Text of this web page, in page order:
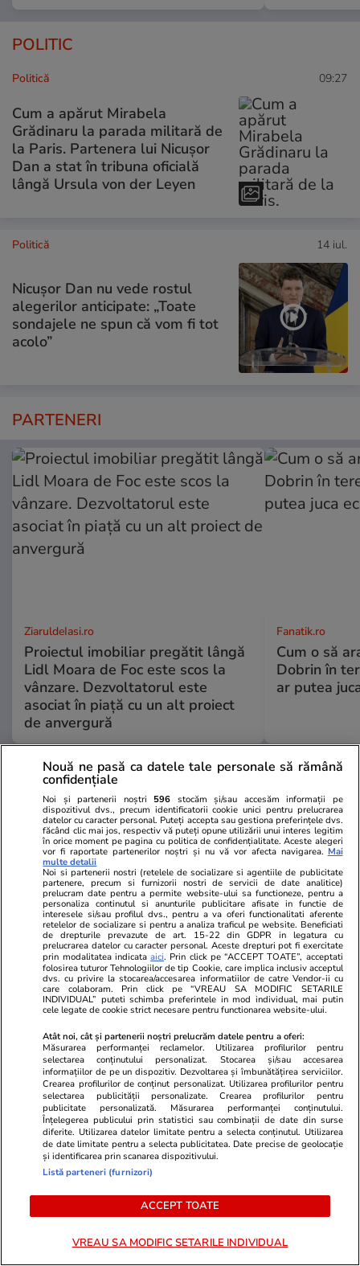
POLITIC
Politică 09:27
Cum a apărut Mirabela
Grădinaru la parada militară de
la Paris. Partenera lui Nicușor
Dan a stat în tribuna oficială
lângă Ursula von der Leyen
Politică 14 iul.
Nicușor Dan nu vede rostul
alegerilor anticipate: „Toate
sondajele ne spun că vom fi tot
acolo”
PARTENERI
ZiaruldeIasi.ro
Proiectul imobiliar pregătit lângă
Lidl Moara de Foc este scos la
vânzare. Dezvoltatorul este
asociat în piață cu un alt proiect
de anvergură
Fanatik.ro
Cum o să
Dobrin în
ar putea
ULTIMELE ȘTIRI
Știri Externe 10:01
20 de nave din flota-fantomă a Rusiei au fost
lovite cu drone, într-o singură noapte, în Marea
Neagră: „Prima rundă a bătăliei navale s-a
încheiat”
Știri România 10:00
Scamatoriile șefului DGASPC Bihor, Lucian
Călin Puia: a transformat bizonul donat în porc
și le-a ascuns șefilor doi ani că are dosar penal
Stiri Mondene 09:42
Dieta lui Ștefan Bănică Jr. la 58 de ani. Cum se
menține în formă. „Nu ştiu ce înseamnă pentru
voi a o lăsa mai moale”
de ani. Economiștii avertizează: prețurile
Nouă ne pasă ca datele tale personale să rămână
confidențiale
Noi și partenerii noștri 596 stocăm și/sau accesăm informații pe
dispozitivul dvs., precum identificatorii cookie unici pentru prelucrarea
datelor cu caracter personal. Puteți accepta sau gestiona preferințele dvs.
făcând clic mai jos, respectiv vă puteți opune utilizării unui interes legitim
în orice moment pe pagina cu politica de confidențialitate. Aceste alegeri
vor fi raportate partenerilor noștri și nu vă vor afecta navigarea. Mai
multe detalii
Noi si partenerii nostri (retelele de socializare si agentiile de publicitate
partenere, precum si furnizorii nostri de servicii de date analitice)
prelucram date pentru a permite website-ului sa functioneze, pentru a
personaliza continutul si anunturile publicitare afisate in functie de
interesele si/sau profilul dvs., pentru a va oferi functionalitati aferente
retelelor de socializare si pentru a analiza traficul pe website. Beneficiati
de drepturile prevazute de art. 15-22 din GDPR in legatura cu
prelucrarea datelor cu caracter personal. Aceste drepturi pot fi exercitate
prin modalitatea indicataaici. Prin click pe “ACCEPT TOATE”, acceptati
folosirea tuturor Tehnologiilor de tip Cookie, care implica inclusiv acceptul
dvs. cu privire la stocarea/accesarea informatiilor de catre Vendor-ii cu
care colaboram. Prin click pe “VREAU SA MODIFIC SETARILE
INDIVIDUAL” puteti schimba preferintele in mod individual, mai putin
cele legate de cookie strict necesare pentru functionarea website-ului.
Atât noi, cât și partenerii noștri prelucrăm datele pentru a oferi:
Măsurarea performanței reclamelor. Utilizarea profilurilor pentru
selectarea conținutului personalizat. Stocarea și/sau accesarea
informațiilor de pe un dispozitiv. Dezvoltarea și îmbunătățirea serviciilor.
Crearea profilurilor de conținut personalizat. Utilizarea profilurilor pentru
selectarea publicității personalizate. Crearea profilurilor pentru
publicitate personalizată. Măsurarea performanței conținutului.
Înțelegerea publicului prin statistici sau combinații de date din surse
diferite. Utilizarea datelor limitate pentru a selecta conținutul. Utilizarea
de date limitate pentru a selecta publicitatea. Date precise de geolocație
și identificarea prin scanarea dispozitivului.
Listă parteneri (furnizori)
ACCEPT TOATE
VREAU SA MODIFIC SETARILE INDIVIDUAL